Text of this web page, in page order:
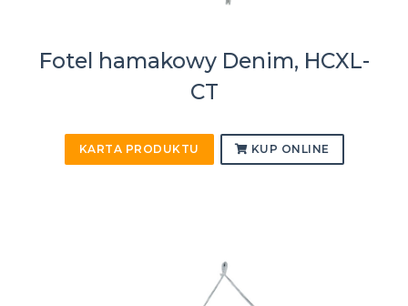
Fotel hamakowy Denim, HCXL-
CT
KARTA PRODUKTU KUP ONLINE